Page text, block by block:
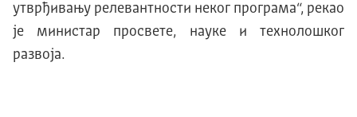
утврђивању релевантности неког програма“, рекао
је министар просвете, науке и технолошког
развоја.